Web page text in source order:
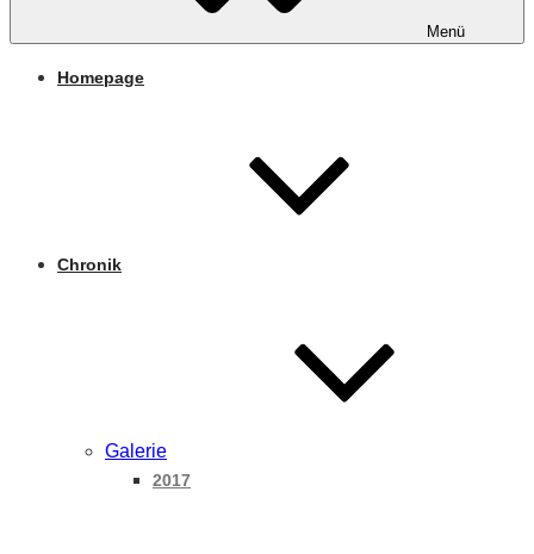
Menü
Homepage
Chronik
Galerie
2017